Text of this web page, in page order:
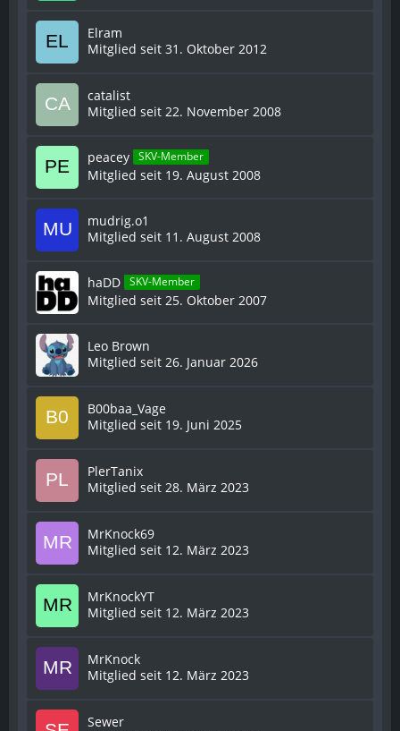
Elram
Mitglied seit 31. Oktober 2012
catalist
Mitglied seit 22. November 2008
peacey SKV-Member
Mitglied seit 19. August 2008
mudrig.o1
Mitglied seit 11. August 2008
haDD SKV-Member
Mitglied seit 25. Oktober 2007
Leo Brown
Mitglied seit 26. Januar 2026
B00baa_Vage
Mitglied seit 19. Juni 2025
PlerTanix
Mitglied seit 28. März 2023
MrKnock69
Mitglied seit 12. März 2023
MrKnockYT
Mitglied seit 12. März 2023
MrKnock
Mitglied seit 12. März 2023
Sewer